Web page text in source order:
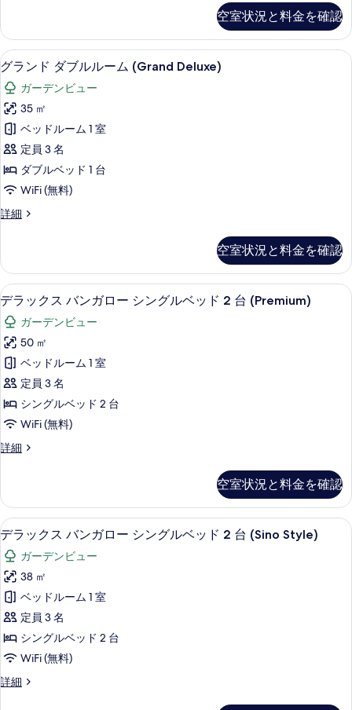
ル
ベ
ッ
ド
1
台
(Garden
Wing)
の
す
の
写
真
を
表
示
す
る
ス
ル
ー
ム
ダ
ブ
ル
ベ
ッ
ド
台
(Garden
Wing)
細
空室状況と料金を確認
グ
ラ
ン
ド
ダ
ブ
ル
ー
(Grand
Deluxe)
の
す
べ
て
の
写
真
を
す
る
グランド ダブルルーム (Grand
6
グランド ダブルルーム (Grand Deluxe)
ガーデンビュー
35 ㎡
ベッドルーム 1 室
定員 3 名
ダブルベッド 1 台
WiFi (無料)
詳細
グ
ダ
ブ
ル
ル
ー
ム
(Grand
Deluxe)
の
詳
細
空室状況と料金を確認
デ
ラ
ッ
ク
ス
バ
ン
ロ
シ
ン
グ
ル
ベ
ッ
ド
2
台
(Premium)
デラックス バンガロー シングルベッ
8
デラックス バンガロー シングルベッド 2 台 (Premium)
ガーデンビュー
50 ㎡
ベッドルーム 1 室
定員 3 名
シングルベッド 2 台
WiFi (無料)
詳細
デ
ス
バ
ン
ガ
ロ
ー
シ
ン
グ
ル
ベ
ッ
ド
2
空室状況と料金を確認
デ
ラ
ッ
ク
ス
バ
ン
ロ
デラックス バンガロー シングルベ
10
デラックス バンガロー シングルベッド 2 台 (Sino Style)
ガーデンビュー
38 ㎡
ベッドルーム 1 室
定員 3 名
シングルベッド 2 台
WiFi (無料)
詳細
デ